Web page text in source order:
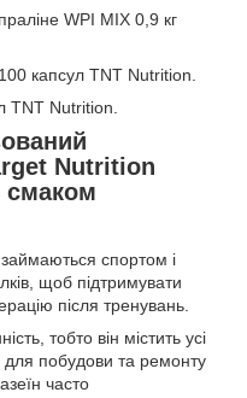
WPI MIX 0,9 кг
капсул TNT Nutrition.
TNT Nutrition.
Nutrition
смаком
спортом і
щоб підтримувати
після тренувань.
тобто він містить усі
для побудови та ремонту
часто